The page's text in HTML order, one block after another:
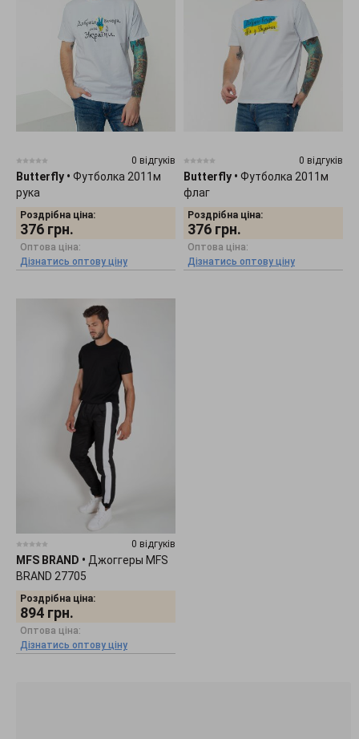
0 відгуків
Butterfly • Футболка 2011м
рука
Роздрібна ціна:
376 грн.
Оптова ціна:
Дізнатись оптову ціну
0 відгуків
Butterfly • Футболка 2011м
флаг
Роздрібна ціна:
376 грн.
Оптова ціна:
Дізнатись оптову ціну
0 відгуків
MFS BRAND • Джоггеры MFS
BRAND 27705
Роздрібна ціна:
894 грн.
Оптова ціна:
Дізнатись оптову ціну